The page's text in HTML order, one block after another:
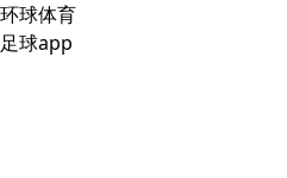
环球体育
足球app